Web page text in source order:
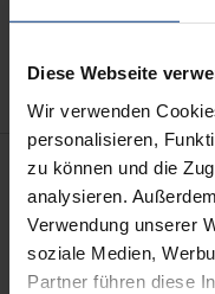
Diese Webseite
Wir verwenden
personalisieren,
zu können und die
analysieren.
Verwendung unserer
soziale Medien,
Partner führen diese
Add to Wish List
Description
Das Buch
grundlegende